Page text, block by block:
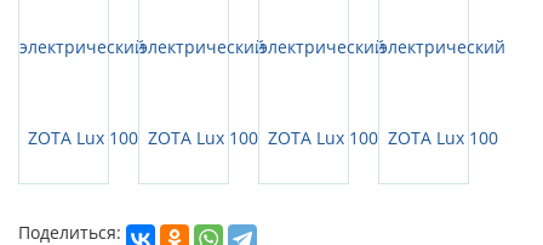
Поделиться: